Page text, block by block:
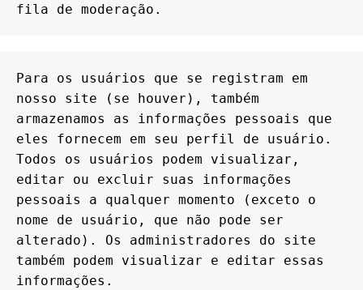
fila de moderação.
Para os usuários que se registram em
nosso site (se houver), também
armazenamos as informações pessoais que
eles fornecem em seu perfil de usuário.
Todos os usuários podem visualizar,
editar ou excluir suas informações
pessoais a qualquer momento (exceto o
nome de usuário, que não pode ser
alterado). Os administradores do site
também podem visualizar e editar essas
informações.